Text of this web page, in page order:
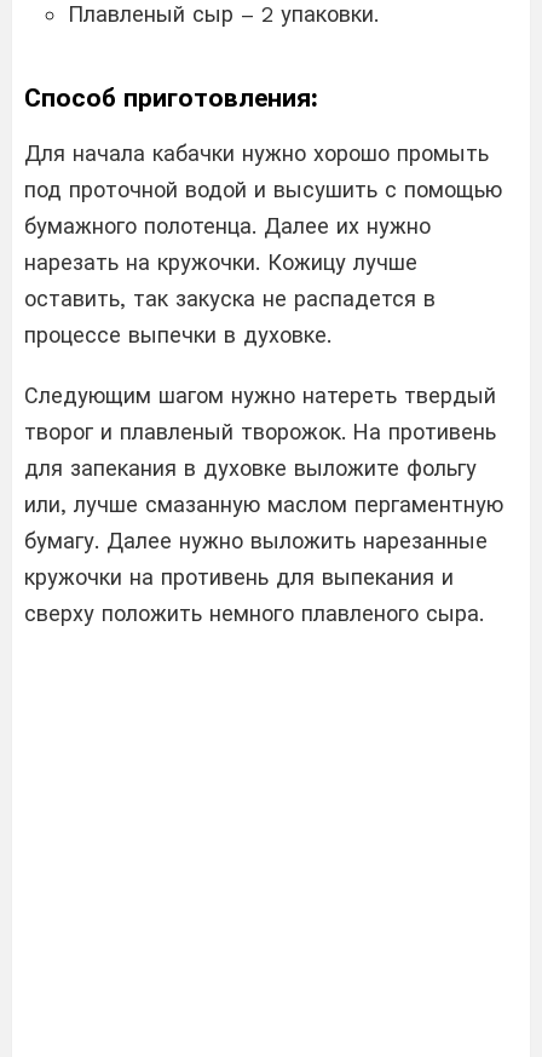
Плавленый сыр – 2 упаковки.
Способ приготовления:
Для начала кабачки нужно хорошо промыть
под проточной водой и высушить с помощью
бумажного полотенца. Далее их нужно
нарезать на кружочки. Кожицу лучше
оставить, так закуска не распадется в
процессе выпечки в духовке.
Следующим шагом нужно натереть твердый
творог и плавленый творожок. На противень
для запекания в духовке выложите фольгу
или, лучше смазанную маслом пергаментную
бумагу. Далее нужно выложить нарезанные
кружочки на противень для выпекания и
сверху положить немного плавленого сыра.